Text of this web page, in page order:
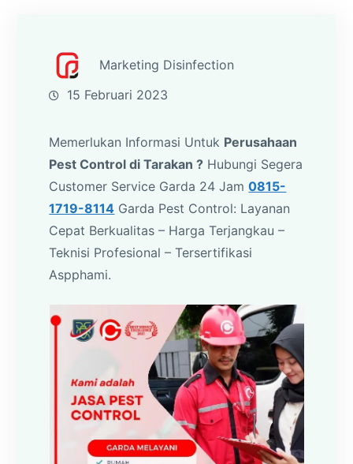
Marketing Disinfection
15 Februari 2023
Memerlukan Informasi Untuk Perusahaan
Pest Control di Tarakan ? Hubungi Segera
Customer Service Garda 24 Jam0815-
1719-8114 Garda Pest Control: Layanan
Cepat Berkualitas – Harga Terjangkau –
Teknisi Profesional – Tersertifikasi
Aspphami.